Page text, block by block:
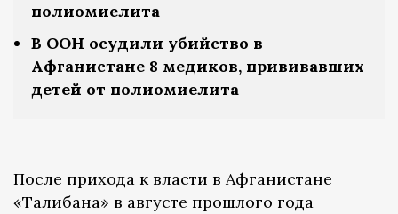
полиомиелита
В ООН осудили убийство в
Афганистане 8 медиков, прививавших
детей от полиомиелита
После прихода к власти в Афганистане
«Талибана» в августе прошлого года